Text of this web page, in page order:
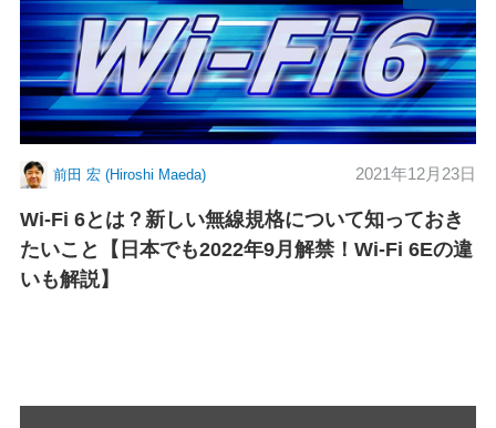
前田 宏 (Hiroshi Maeda) 2021年12月23日
Wi-Fi 6とは？新しい無線規格について知っておき
たいこと【日本でも2022年9月解禁！Wi-Fi 6Eの違
いも解説】